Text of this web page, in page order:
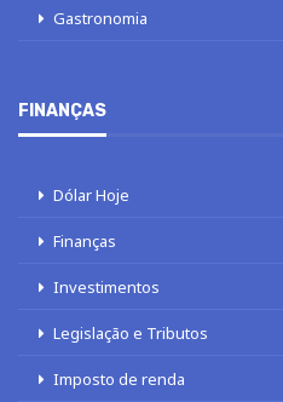
Gastronomia
FINANÇAS
Dólar Hoje
Finanças
Investimentos
Legislação e Tributos
Imposto de renda